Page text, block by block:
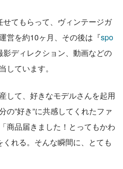
てもらって、ヴィンテージガ
営を約10ヶ月、その後は『spo
影ディレクション、動画などの
しています。
して、好きなモデルさんを起用
の”好き”に共感してくれたファ
商品届きました！とってもかわ
れる。そんな瞬間に、とても